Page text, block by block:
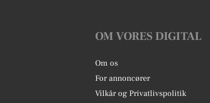
OM VORES DIGITAL
Om os
For annoncører
Vilkår og Privatlivspolitik